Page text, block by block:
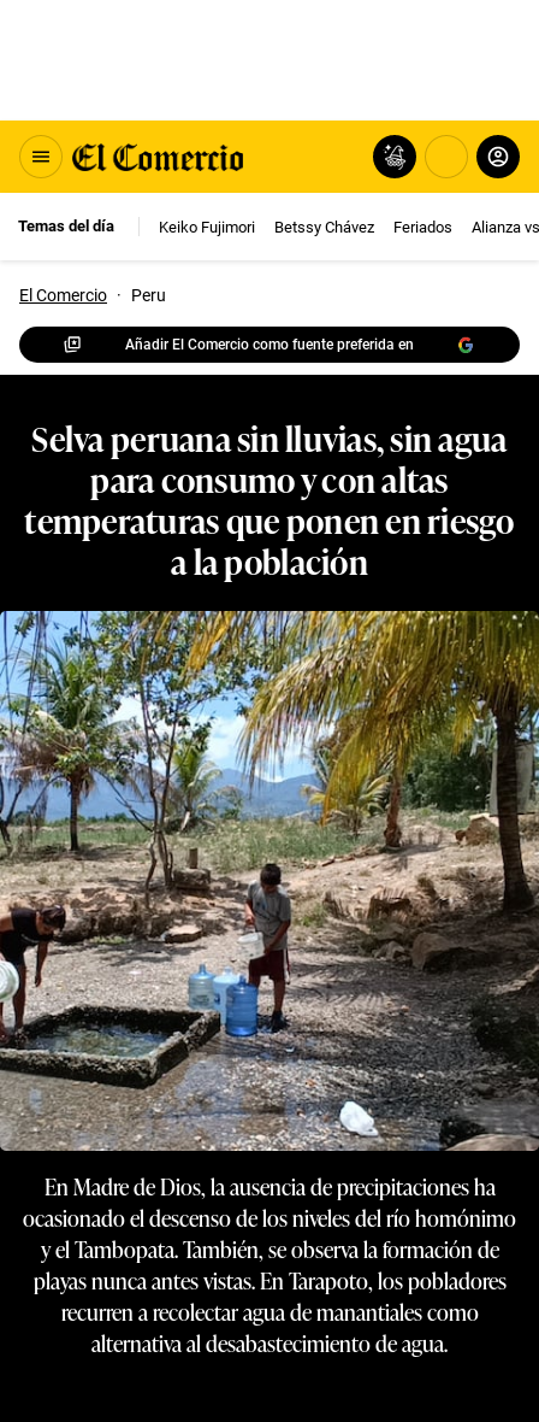
Temas del día Keiko Fujimori Betssy Chávez Feriados Alianza
El Comercio · Peru
Añadir El Comercio como fuente preferida en
Selva peruana sin lluvias, sin agua
para consumo y con altas
temperaturas que ponen en riesgo
a la población
En Madre de Dios, la ausencia de precipitaciones ha
ocasionado el descenso de los niveles del río homónimo
y el Tambopata. También, se observa la formación de
playas nunca antes vistas. En Tarapoto, los pobladores
recurren a recolectar agua de manantiales como
alternativa al desabastecimiento de agua.